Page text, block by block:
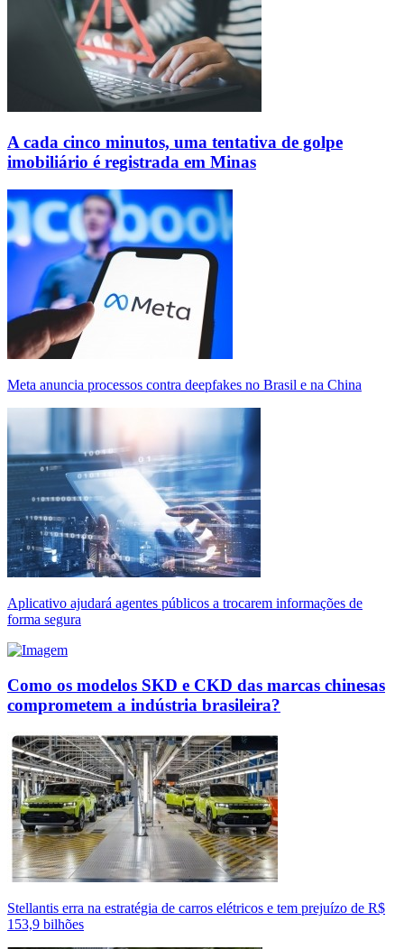
A cada cinco minutos, uma tentativa de golpe
imobiliário é registrada em Minas
Meta anuncia processos contra deepfakes no Brasil e na China
Aplicativo ajudará agentes públicos a trocarem informações de
forma segura
Como os modelos SKD e CKD das marcas chinesas
comprometem a indústria brasileira?
Stellantis erra na estratégia de carros elétricos e tem prejuízo de R$
153,9 bilhões